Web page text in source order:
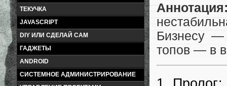
ТЕКУЧКА
JAVASCRIPT
DIY ИЛИ СДЕЛАЙ САМ
ГАДЖЕТЫ
ANDROID
СИСТЕМНОЕ АДМИНИСТРИРОВАНИЕ
Бизнесу —
топов — в